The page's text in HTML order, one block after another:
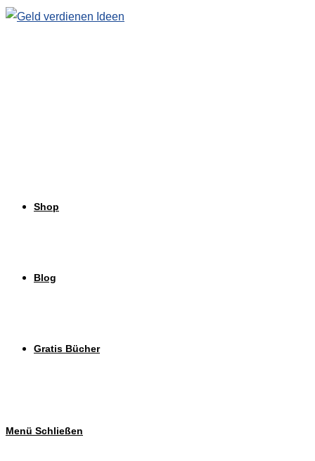
Zum
Shop
Blog
Gratis Bücher
Menü Schließen